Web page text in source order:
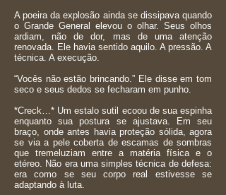
A poeira da explosão ainda se dissipava quando
o Grande General elevou o olhar. Seus olhos
ardiam, não de dor, mas de uma atenção
renovada. Ele havia sentido aquilo. A pressão. A
técnica. A execução.
“Vocês não estão brincando.” Ele disse em tom
seco e seus dedos se fecharam em punho.
*Creck…* Um estalo sutil ecoou de sua espinha
enquanto sua postura se ajustava. Em seu
braço, onde antes havia proteção sólida, agora
se via a pele coberta de escamas de sombras
que tremeluziam entre a matéria física e o
etéreo. Não era uma simples técnica de defesa:
era como se seu corpo real estivesse se
adaptando à luta.